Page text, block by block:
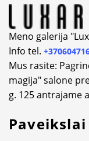
Meno galerija
Info tel.
Mus rasite:
magija" salone
g. 125 antrajame
Paveikslai